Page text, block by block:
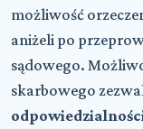
możliwość
aniżeli po
sądowego.
skarbowego